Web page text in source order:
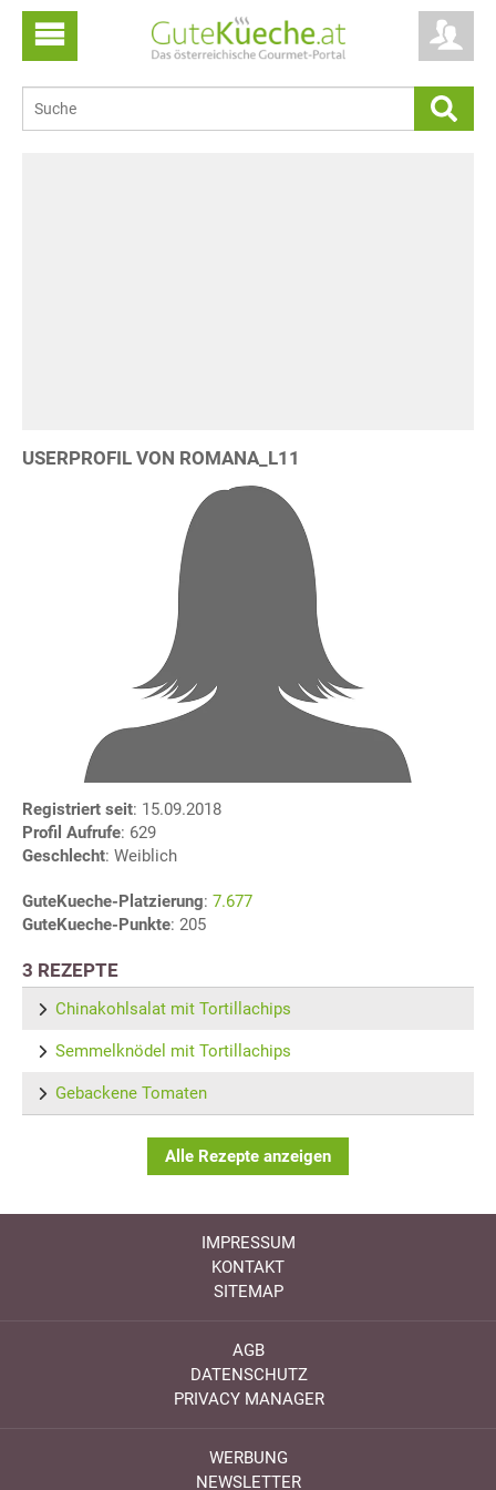
USERPROFIL VON ROMANA_L11
Registriert seit: 15.09.2018
Profil Aufrufe: 629
Geschlecht: Weiblich
GuteKueche-Platzierung: 7.677
GuteKueche-Punkte: 205
3 REZEPTE
Chinakohlsalat mit Tortillachips
Semmelknödel mit Tortillachips
Gebackene Tomaten
Alle Rezepte anzeigen
IMPRESSUM
KONTAKT
SITEMAP
AGB
DATENSCHUTZ
PRIVACY MANAGER
WERBUNG
NEWSLETTER